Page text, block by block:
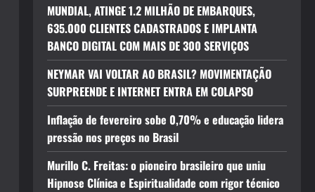
MUNDIAL, ATINGE 1.2 MILHÃO DE EMBARQUES,
635.000 CLIENTES CADASTRADOS E IMPLANTA
BANCO DIGITAL COM MAIS DE 300 SERVIÇOS
NEYMAR VAI VOLTAR AO BRASIL? MOVIMENTAÇÃO
SURPREENDE E INTERNET ENTRA EM COLAPSO
Inflação de fevereiro sobe 0,70% e educação lidera
pressão nos preços no Brasil
Murillo C. Freitas: o pioneiro brasileiro que uniu
Hipnose Clínica e Espiritualidade com rigor técnico